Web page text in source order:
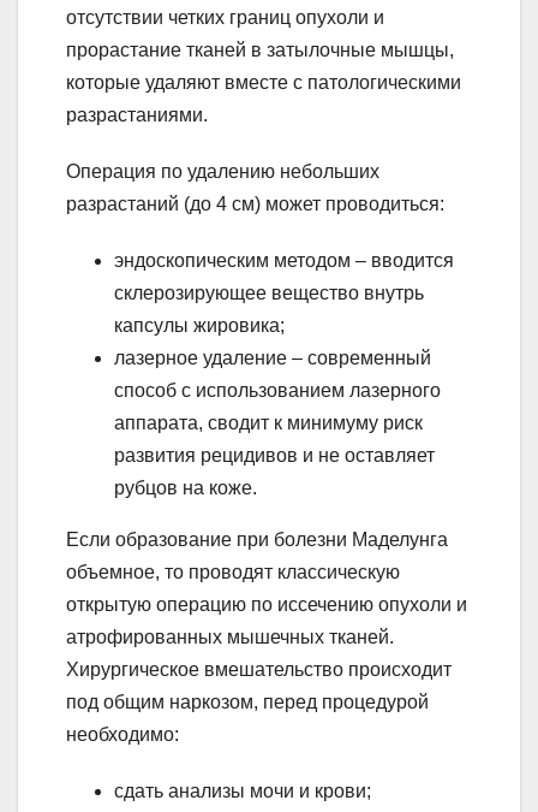
отсутствии четких границ опухоли и
прорастание тканей в затылочные мышцы,
которые удаляют вместе с патологическими
разрастаниями.
Операция по удалению небольших
разрастаний (до 4 см) может проводиться:
эндоскопическим методом – вводится
склерозирующее вещество внутрь
капсулы жировика;
лазерное удаление – современный
способ с использованием лазерного
аппарата, сводит к минимуму риск
развития рецидивов и не оставляет
рубцов на коже.
Если образование при болезни Маделунга
объемное, то проводят классическую
открытую операцию по иссечению опухоли и
атрофированных мышечных тканей.
Хирургическое вмешательство происходит
под общим наркозом, перед процедурой
необходимо:
сдать анализы мочи и крови;